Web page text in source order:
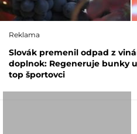
Reklama
Slovák premenil odpad z
doplnok: Regeneruje bunky
top športovci